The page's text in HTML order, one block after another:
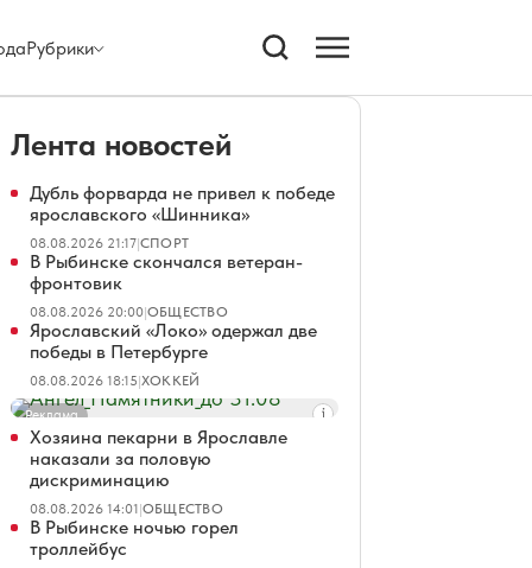
Рубрики
Лента новостей
Дубль форварда не привел к победе
ярославского «Шинника»
08.08.2026 21:17|СПОРТ
В Рыбинске скончался ветеран-
фронтовик
08.08.2026 20:00|ОБЩЕСТВО
Ярославский «Локо» одержал две
победы в Петербурге
08.08.2026 18:15|ХОККЕЙ
Реклама
Хозяина пекарни в Ярославле
наказали за половую
дискриминацию
08.08.2026 14:01|ОБЩЕСТВО
В Рыбинске ночью горел
троллейбус